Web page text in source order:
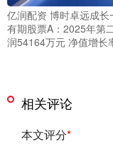
亿润配资 博时卓远成长
有期股票A：2025年第
润54164万元 净值增长
相关评论
本文评分*